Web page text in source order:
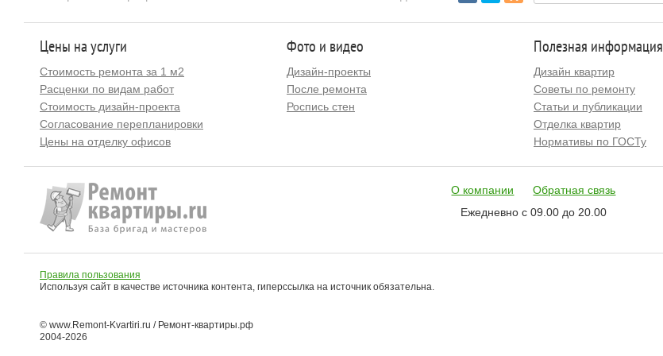
Цены на услуги
Стоимость ремонта за 1 м2
Расценки по видам работ
Стоимость дизайн-проекта
Согласование перепланировки
Цены на отделку офисов
Фото и видео
Дизайн-проекты
После ремонта
Роспись стен
Полезная информация
Дизайн квартир
Советы по ремонту
Статьи и публикации
Отделка квартир
Нормативы по ГОСТу
О компании
Обратная связь
Ежедневно с 09.00 до 20.00
Правила пользования
Используя сайт в качестве источника контента, гиперссылка на источник обязательна.
© www.Remont-Kvartiri.ru / Ремонт-квартиры.рф
2004-2026